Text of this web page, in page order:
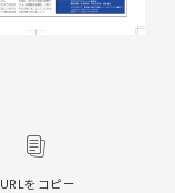
URLをコピー